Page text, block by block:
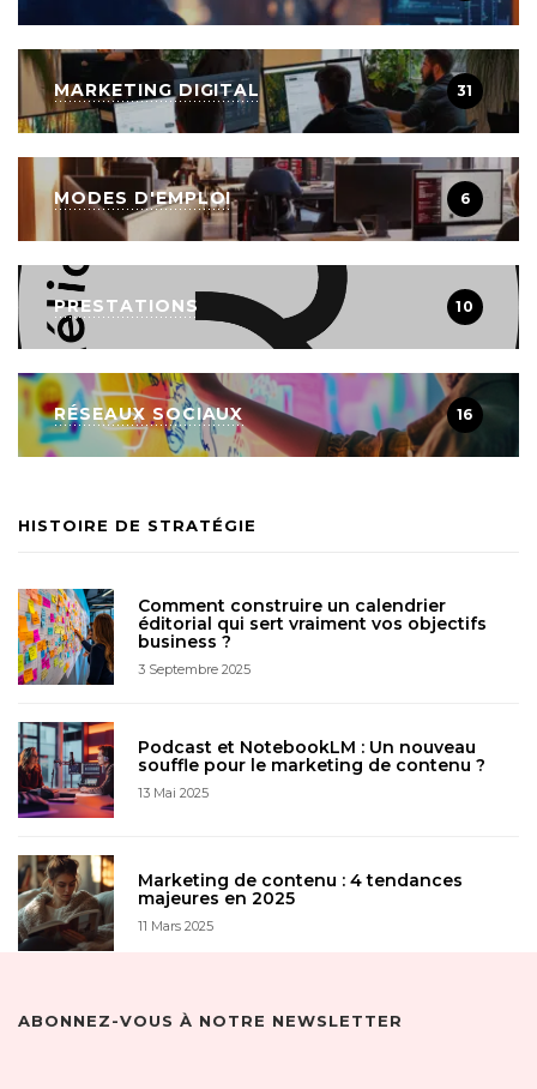
MARKETING DIGITAL 31
MODES D'EMPLOI 6
PRESTATIONS 10
RÉSEAUX SOCIAUX 16
HISTOIRE DE STRATÉGIE
Comment construire un calendrier
éditorial qui sert vraiment vos objectifs
business ?
3 Septembre 2025
Podcast et NotebookLM : Un nouveau
souffle pour le marketing de contenu ?
13 Mai 2025
Marketing de contenu : 4 tendances
majeures en 2025
11 Mars 2025
ABONNEZ-VOUS À NOTRE NEWSLETTER